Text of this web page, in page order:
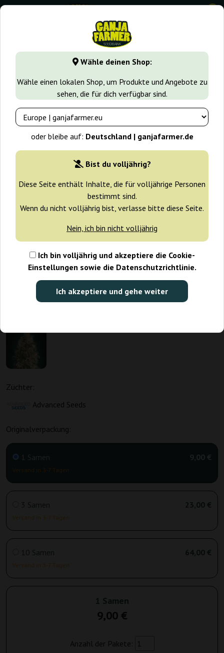
Wähle deinen Shop:
Wähle einen lokalen Shop, um Produkte und Angebote zu
sehen, die für dich verfügbar sind.
oder bleibe auf: Deutschland | ganjafarmer.de
Bist du volljährig?
Diese Seite enthält Inhalte, die für volljährige Personen
bestimmt sind.
Wenn du nicht volljährig bist, verlasse bitte diese Seite.
Nein, ich bin nicht volljährig
Ich bin volljährig und akzeptiere die Cookie-
Einstellungen sowie die Datenschutzrichtlinie.
Ich akzeptiere und gehe weiter
0
GanjaFarmer.de Samen arten Indica samen Heavy Bud
Züchter:
Advanced Seeds
Originalverpackung:
1 Samen
Versand in 3-7 Tagen
9,00 €
3 Samen
Versand in 3-7 Tagen
23,00 €
10 Samen
Versand in 3-7 Tagen
64,00 €
1 Samen
9,00 €
Anzahl der Pakete: